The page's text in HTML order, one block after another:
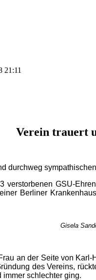
21:11
Verein trauert
durchweg
verstorbenen GSU-
Berliner
Gisela
an der Seite von
des Vereins,
immer schlechter ging.